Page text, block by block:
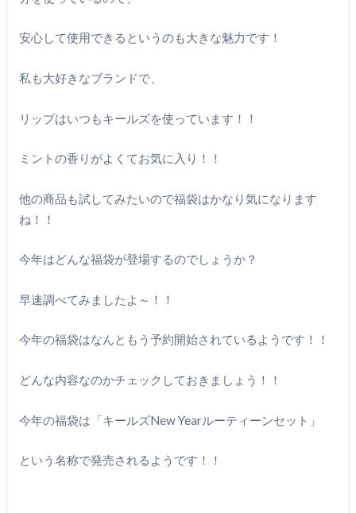
安心して使用できるというのも大きな魅力です！
私も大好きなブランドで、
リップはいつもキールズを使っています！！
ミントの香りがよくてお気に入り！！
他の商品も試してみたいので福袋はかなり気になります
ね！！
今年はどんな福袋が登場するのでしょうか？
早速調べてみましたよ～！！
今年の福袋はなんともう予約開始されているようです！！
どんな内容なのかチェックしておきましょう！！
今年の福袋は「キールズNew Yearルーティーンセット」
という名称で発売されるようです！！